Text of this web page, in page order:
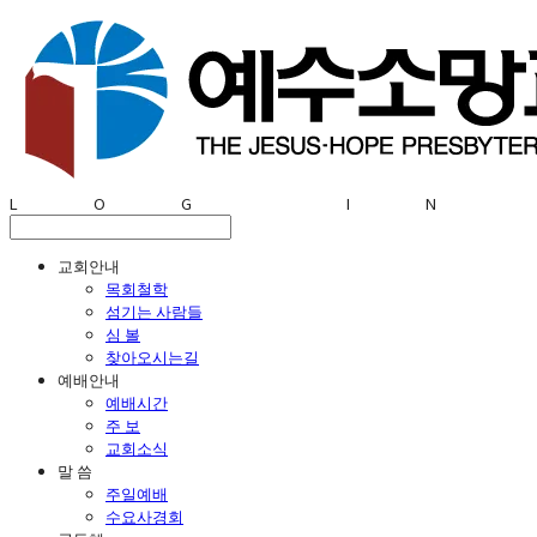
LOG IN
교회안내
목회철학
섬기는 사람들
심 볼
찾아오시는길
예배안내
예배시간
주 보
교회소식
말 씀
주일예배
수요사경회